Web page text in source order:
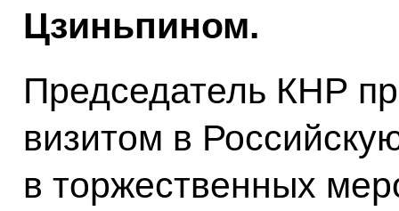
Цзиньпином.
Председатель КНР
визитом в
в торжественных